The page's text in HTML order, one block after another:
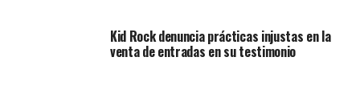
Kid Rock denuncia prácticas injustas en la
venta de entradas en su testimonio